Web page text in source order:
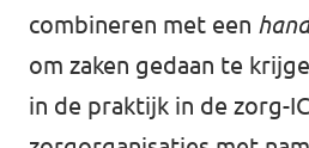
combineren met een
om zaken gedaan te
in de praktijk in de zorg-